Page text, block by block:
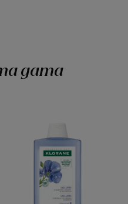
gama
al
lino
BIO